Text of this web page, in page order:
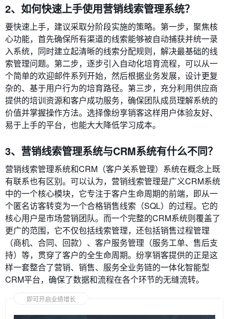
2、如何快速上手使用营销线索管理系统？
要快速上手，建议采取分阶段实施的策略。第一步，聚焦核
心功能，首先确保所有渠道的线索能够被自动捕获并统一录
入系统，同时建立起清晰的线索分配规则，解决最基础的线
索管理问题。第二步，逐步引入自动化培育流程，可以从一
个简单的欢迎邮件系列开始，然后根据业务发展，设计更复
杂的、基于用户行为的培育路径。第三步，充分利用供应商
提供的培训资源和客户成功服务，确保团队成员理解系统的
价值并掌握操作方法。选择像纷享销客这样用户体验友好、
易于上手的平台，也能大大降低学习成本。
3、营销线索管理系统与CRM系统有什么不同？
营销线索管理系统和CRM（客户关系管理）系统在概念上既
有联系也有区别。可以认为，营销线索管理是广义CRM系统
中的一个核心模块，它专注于客户生命周期的前端，即从一
个匿名访客转变为一个合格销售线索（SQL）的过程。它的
核心用户是市场营销团队。而一个完整的CRM系统则覆盖了
更广的范围，它不仅包括线索管理，还包括销售过程管理
（商机、合同、回款）、客户服务管理（服务工单、售后支
持）等，贯穿了客户的全生命周期。纷享销客提供的正是这
样一套整合了营销、销售、服务全业务链的一体化智能型
CRM平台，确保了数据和流程在各个环节的无缝流转。
即可开启业绩增长